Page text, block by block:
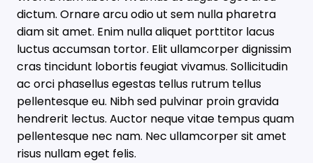
dictum. Ornare arcu odio ut sem nulla pharetra
diam sit amet. Enim nulla aliquet porttitor lacus
luctus accumsan tortor. Elit ullamcorper dignissim
cras tincidunt lobortis feugiat vivamus. Sollicitudin
ac orci phasellus egestas tellus rutrum tellus
pellentesque eu. Nibh sed pulvinar proin gravida
hendrerit lectus. Auctor neque vitae tempus quam
pellentesque nec nam. Nec ullamcorper sit amet
risus nullam eget felis.